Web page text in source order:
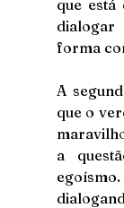
que
dialogar
forma
A
que o
a